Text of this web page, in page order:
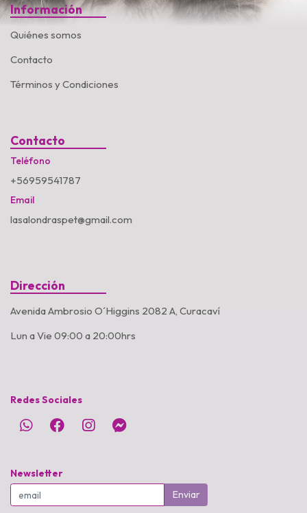
Información
Quiénes somos
Contacto
Términos y Condiciones
Contacto
Teléfono
+56959541787
Email
lasalondraspet@gmail.com
Dirección
Avenida Ambrosio O´Higgins 2082 A, Curacaví
Lun a Vie 09:00 a 20:00hrs
Redes Sociales
Newsletter
Enviar